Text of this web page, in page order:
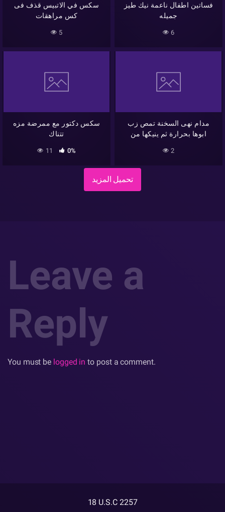
سكس في الاتبيس قذف فى
كس مراهقات
5
فساتين اطفال ناعمة نيك طيز
جميله
6
سكس دكتور مع ممرضة مزه
تتناك
11 0%
مدام نهى السخنة تمص زب
ابوها بحرارة ثم ينيكها من
2
تحميل المزيد
Leave a
Reply
You must be logged in to post a comment.
18 U.S.C 2257